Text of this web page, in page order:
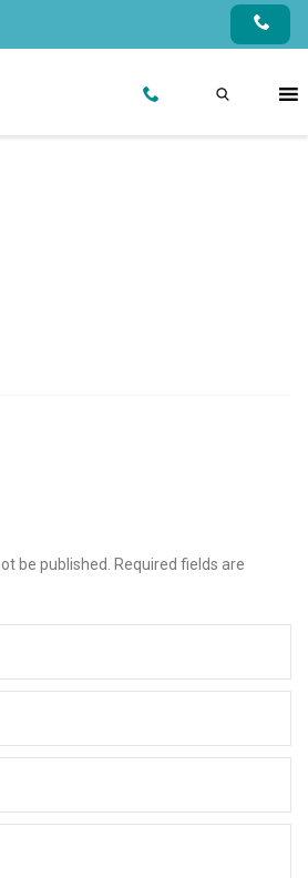
be published. Required fields are